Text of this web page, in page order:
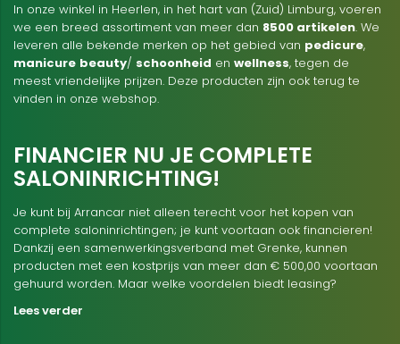
In onze winkel in Heerlen, in het hart van (Zuid) Limburg, voeren
we een breed assortiment van meer dan 8500 artikelen. We
leveren alle bekende merken op het gebied van pedicure,
manicure beauty/ schoonheid en wellness, tegen de
meest vriendelijke prijzen. Deze producten zijn ook terug te
vinden in onze webshop.
FINANCIER NU JE COMPLETE
SALONINRICHTING!
Je kunt bij Arrancar niet alleen terecht voor het kopen van
complete saloninrichtingen; je kunt voortaan ook financieren!
Dankzij een samenwerkingsverband met Grenke, kunnen
producten met een kostprijs van meer dan € 500,00 voortaan
gehuurd worden. Maar welke voordelen biedt leasing?
Lees verder